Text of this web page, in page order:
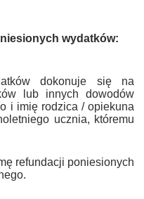
wydatków:
dokonuje się na
lub innych dowodów
i imię rodzica / opiekuna
ucznia, któremu
refundacji poniesionych